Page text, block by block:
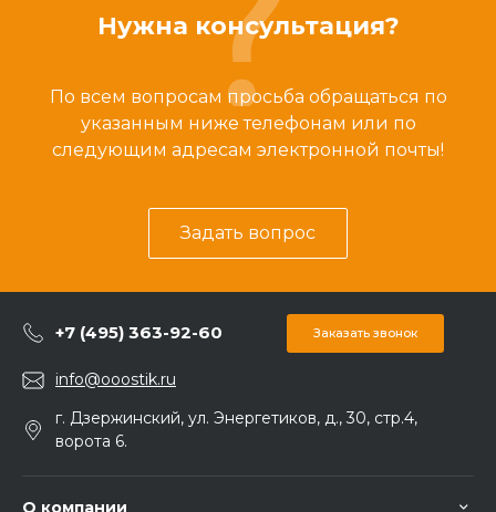
Нужна консультация?
По всем вопросам просьба обращаться по
указанным ниже телефонам или по
следующим адресам электронной почты!
Задать вопрос
+7 (495) 363-92-60 Заказать звонок
info@ooostik.ru
г. Дзержинский, ул. Энергетиков, д., 30, стр.4,
ворота 6.
О компании